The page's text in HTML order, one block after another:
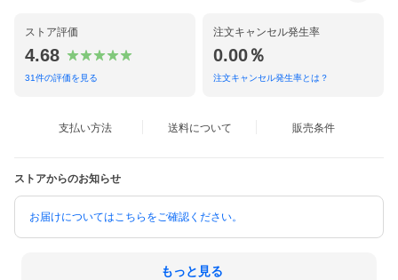
ストア評価
4.68
31件の評価を見る
注文キャンセル発生率
0.00％
注文キャンセル発生率とは？
支払い方法 送料について 販売条件
ストアからのお知らせ
お届けについてはこちらをご確認ください。
もっと見る